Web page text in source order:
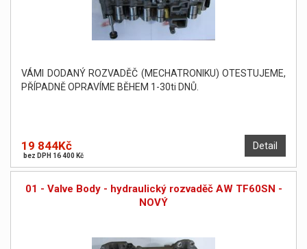
VÁMI DODANÝ ROZVADĚČ (MECHATRONIKU) OTESTUJEME,
PŘÍPADNĚ OPRAVÍME BĚHEM 1-30ti DNŮ.
Detail
19 844Kč
bez DPH 16 400 Kč
01 - Valve Body - hydraulický rozvaděč AW TF60SN -
NOVÝ